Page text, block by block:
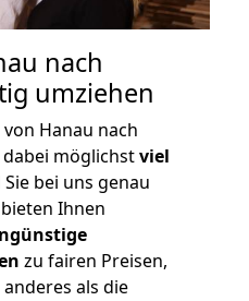
nach
umziehen
Hanau nach
möglichstviel
bei uns genau
Ihnen
zu fairen Preisen,
als die